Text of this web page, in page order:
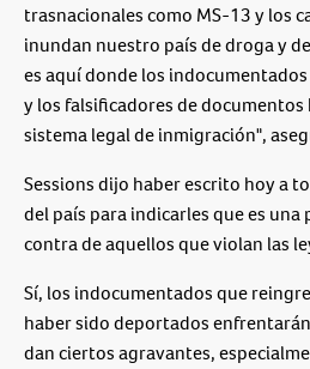
trasnacionales como MS-13 y los
inundan nuestro país de droga y
es aquí donde los
y los falsificadores de
sistema legal de inmigración",
Sessions dijo haber escrito hoy a
del país para indicarles que es
contra de aquellos que violan las
Sí, los indocumentados que
haber sido deportados
dan ciertos agravantes,